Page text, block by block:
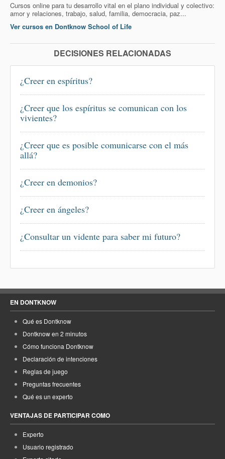
Cursos online para tu desarrollo vital en el plano individual y colectivo:
amor y relaciones, trabajo, salud, familia, democracia, paz...
Ver cursos en Dontknow School of Life
DECISIONES RELACIONADAS
¿Creer en espíritus?
¿Creer que los espíritus se comunican con los
vivientes?
¿Creer que es posible comunicarse con el más
allá?
¿Creer en demonios?
¿Creer en ángeles?
¿Consultar un vidente para saber mi futuro?
EN DONTKNOW
Qué es Dontknow
Dontknow en 2 minutos
Cómo funciona Dontknow
Declaración de intenciones
Reglas de juego
Preguntas frecuentes
Qué es un experto
VENTAJAS DE PARTICIPAR COMO
Experto
Usuario registrado